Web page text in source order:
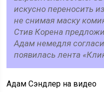
искусно переносить
не снимая маску
Стив Корена
Адам немедля
появилась лента
Адам Сэндлер на видео